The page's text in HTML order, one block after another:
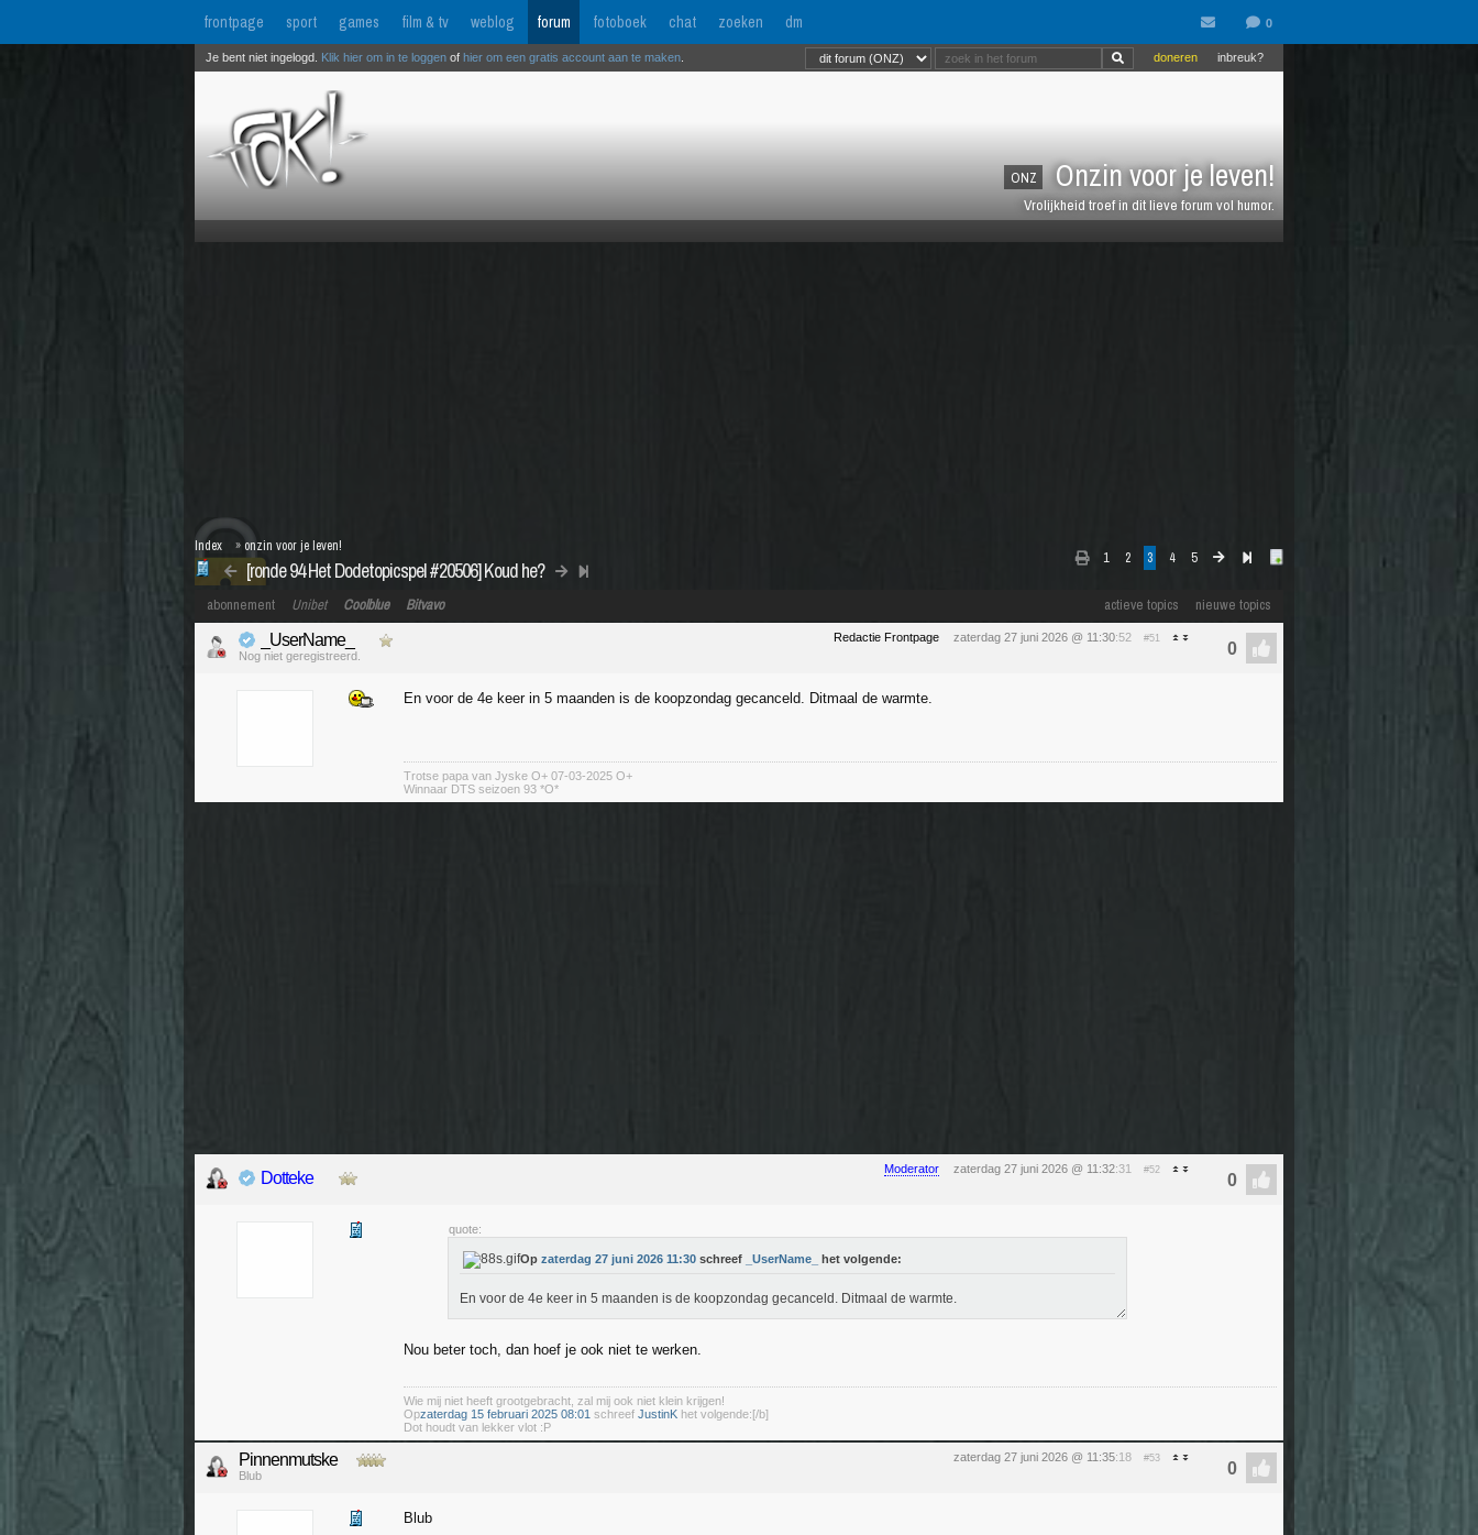
frontpage sport games film & tv weblog forum fotoboek chat zoeken dm
ONZ Onzin voor je leven!
Vrolijkheid troef in dit lieve forum vol humor.
inbreuk?
doneren
Je bent niet ingelogd. Klik hier om in te loggen of hier om een gratis account aan te maken
1 2 3 4 5
[ronde 94 Het Dodetopicspel #20506] Koud he?
Index » onzin voor je leven!
actieve topics nieuwe topics
abonnement Unibet Coolblue Bitvavo
Redactie Frontpage zaterdag 27 juni 2026 @ 11:30:52 #51
_UserName_
Nog niet geregistreerd.
En voor de 4e keer in 5 maanden is de koopzondag gecanceld. Ditmaal de warmte.
Trotse papa van Jyske O+ 07-03-2025 O+
Winnaar DTS seizoen 93 *O*
Moderator zaterdag 27 juni 2026 @ 11:32:31 #52
Dotteke
quote:
Op zaterdag 27 juni 2026 11:30 schreef _UserName_ het volgende:
En voor de 4e keer in 5 maanden is de koopzondag gecanceld. Ditmaal de warmte.
Nou beter toch, dan hoef je ook niet te werken.
Wie mij niet heeft grootgebracht, zal mij ook niet klein krijgen!
Opzaterdag 15 februari 2025 08:01 schreef JustinK het volgende:[/b]
Dot houdt van lekker vlot :P
zaterdag 27 juni 2026 @ 11:35:18 #53
Pinnenmutske
Blub
Blub